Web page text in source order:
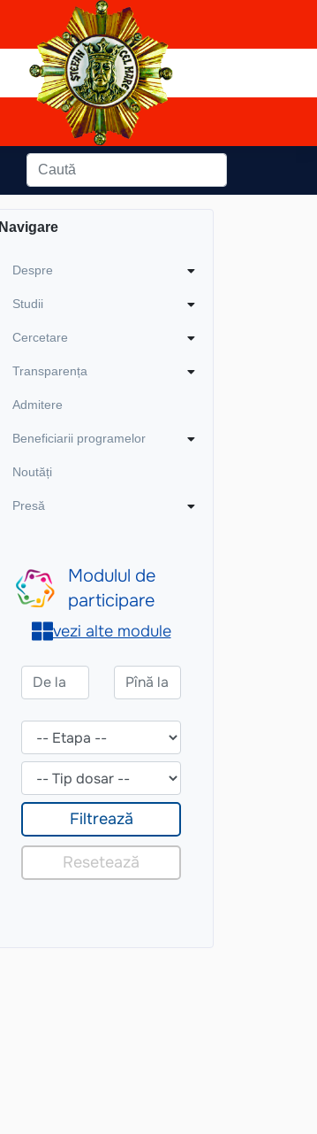
Navigare
Despre
Studii
Cercetare
Transparența
Admitere
Beneficiarii programelor
Noutăți
Presă